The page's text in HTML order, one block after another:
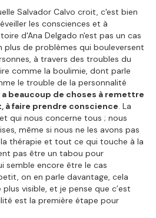
Salvador Calvo croit, c'est bien
les consciences et à
d'Ana Delgado n'est pas un cas
plus de problèmes qui bouleversent
à travers des troubles du
comme la boulimie, dont parle
le trouble de la personnalité
beaucoup de choses à remettre
à faire prendre conscience. La
qui nous concerne tous ; nous
même si nous ne les avons pas
thérapie et tout ce qui touche à la
pas être un tabou pour
semble encore être le cas
on en parle davantage, cela
visible, et je pense que c’est
est la première étape pour